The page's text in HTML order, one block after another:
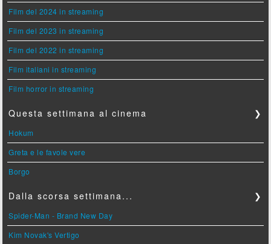
Film del 2024 in streaming
Film del 2023 in streaming
Film del 2022 in streaming
Film italiani in streaming
Film horror in streaming
Questa settimana al cinema ❯
Hokum
Greta e le favole vere
Borgo
Dalla scorsa settimana... ❯
Spider-Man - Brand New Day
Kim Novak's Vertigo